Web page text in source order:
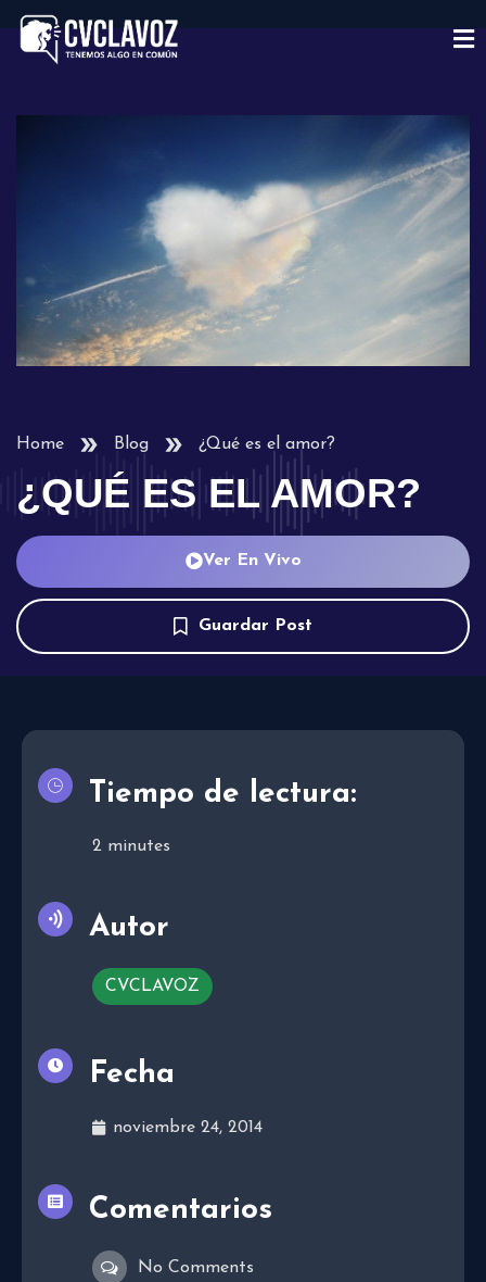
Home Blog ¿Qué es el amor?
¿QUÉ ES EL AMOR?
Ver En Vivo
Guardar Post
Tiempo de lectura:
2 minutes
Autor
CVCLAVOZ
Fecha
noviembre 24, 2014
Comentarios
No Comments